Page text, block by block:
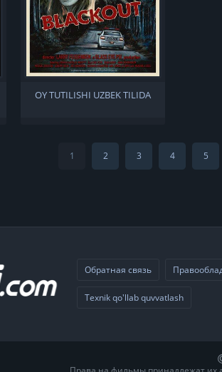
OY TUTILISHI UZBEK TILIDA
1 2 3 4 5
Обратная связь
Texnik qo'llab quvvatlash